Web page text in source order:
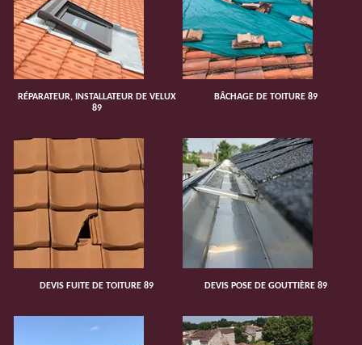
RÉPARATEUR, INSTALLATEUR DE VELUX
89
BÂCHAGE DE TOITURE 89
DEVIS FUITE DE TOITURE 89 DEVIS POSE DE GOUTTIÈRE 89